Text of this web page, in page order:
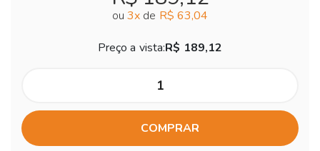
ou 3x de R$ 63,04
Preço a vista:R$ 189,12
COMPRAR